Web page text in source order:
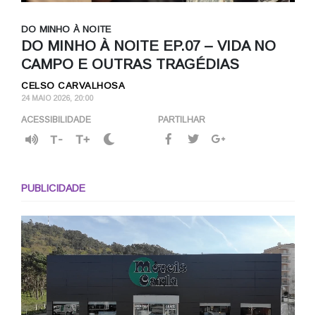
DO MINHO À NOITE
DO MINHO À NOITE EP.07 – VIDA NO
CAMPO E OUTRAS TRAGÉDIAS
CELSO CARVALHOSA
24 MAIO 2026, 20:00
ACESSIBILIDADE
T- T+
PARTILHAR
PUBLICIDADE